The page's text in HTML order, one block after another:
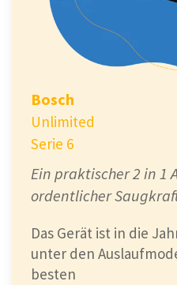
Bosch
Unlimited
Serie 6
Ein praktischer 2 in 1
ordentlicher
Das Gerät ist in die
unter den
besten
Nicht der Leiseste
Hochpreisig